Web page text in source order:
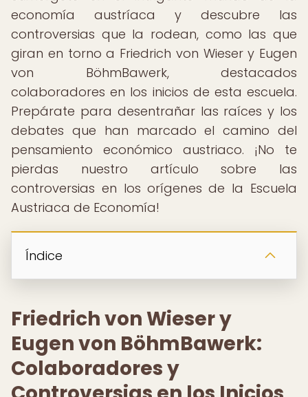
economía austríaca y descubre las
controversias que la rodean, como las que
giran en torno a Friedrich von Wieser y Eugen
von BöhmBawerk, destacados
colaboradores en los inicios de esta escuela.
Prepárate para desentrañar las raíces y los
debates que han marcado el camino del
pensamiento económico austriaco. ¡No te
pierdas nuestro artículo sobre las
controversias en los orígenes de la Escuela
Austriaca de Economía!
Índice
Friedrich von Wieser y
Eugen von BöhmBawerk:
Colaboradores y